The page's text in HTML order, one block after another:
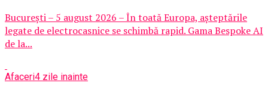
București – 5 august 2026 – În toată Europa, așteptările
legate de electrocasnice se schimbă rapid. Gama Bespoke AI
de la...
Afaceri4 zile inainte